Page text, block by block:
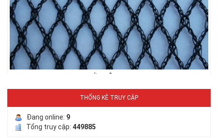
LƯỚI CHẮN CHIM
THỐNG KÊ TRUY CẬP
Đang online: 9
Tổng truy cập: 449885